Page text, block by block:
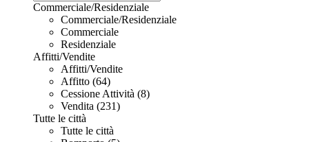
Commerciale/Residenziale
Commerciale/Residenziale
Commerciale
Residenziale
Affitti/Vendite
Affitti/Vendite
Affitto (64)
Cessione Attività (8)
Vendita (231)
Tutte le città
Tutte le città